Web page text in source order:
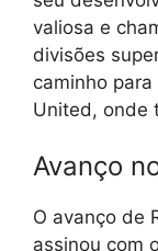
valiosa e
divisões
caminho
United, onde
Avanço
O avanço de
assinou com